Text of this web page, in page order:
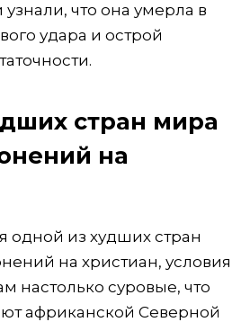
что она умерла в
удара и острой
стран мира
на
одной из худших стран
на христиан, условия
настолько суровые, что
африканской Северной